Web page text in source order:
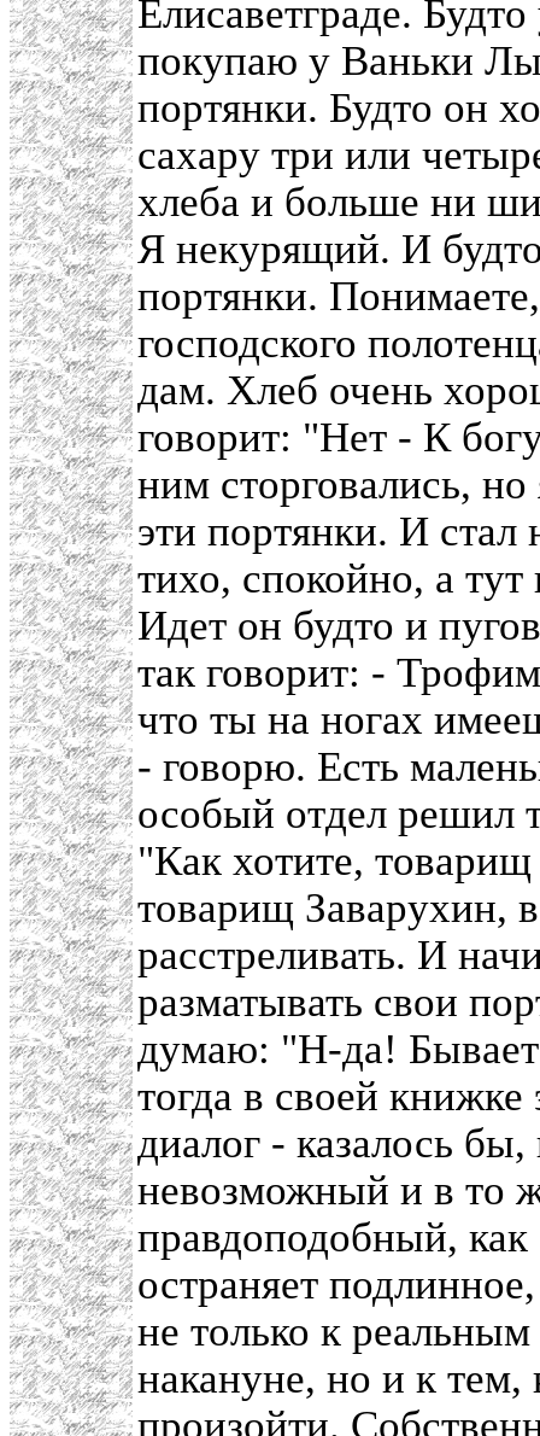
Елисаветграде.
покупаю у Ваньки
портянки. Будто он
сахару три или
хлеба и больше ни
Я некурящий. И
портянки.
господского
дам. Хлеб очень
говорит: "Нет - К
ним сторговались,
эти портянки. И
тихо, спокойно, а
Идет он будто и
так говорит: -
что ты на ногах
- говорю. Есть
особый отдел решил
"Как хотите,
товарищ Заварухин,
расстреливать. И
разматывать свои
думаю: "Н-да!
тогда в своей книжке
диалог - казалось
невозможный и в то
правдоподобный, как
остраняет
не только к
накануне, но и к
произойти.